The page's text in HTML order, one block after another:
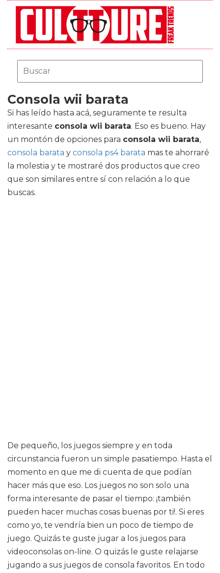
Consola wii barata
Si has leído hasta acá, seguramente te resulta
interesante consola wii barata. Eso es bueno. Hay
un montón de opciones para consola wii barata,
consola barata y consola ps4 barata mas te ahorraré
la molestia y te mostraré dos productos que creo
que son similares entre sí con relación a lo que
buscas.
De pequeño, los juegos siempre y en toda
circunstancia fueron un simple pasatiempo. Hasta el
momento en que me di cuenta de que podían
hacer más que eso. Los juegos no son solo una
forma interesante de pasar el tiempo: ¡también
pueden hacer muchas cosas buenas por ti!. Si eres
como yo, te vendría bien un poco de tiempo de
juego. Quizás te guste jugar a los juegos para
videoconsolas on-line. O quizás le guste relajarse
jugando a sus juegos de consola favoritos. En todo